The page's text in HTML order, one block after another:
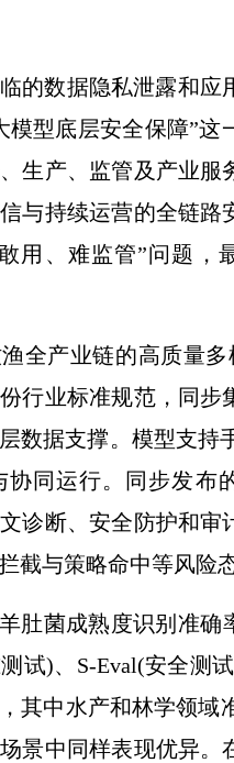
的数据隐私泄露和
模型底层安全保障”
生产、监管及产业
与持续运营的全链
用、难监管”问题，
全产业链的高质量
行业标准规范，同
数据支撑。模型支持
同运行。同步发布
诊断、安全防护和
截与策略命中等风险
肚菌成熟度识别准确
试)、S-Eval(安全测
其中水产和林学领域
景中同样表现优异